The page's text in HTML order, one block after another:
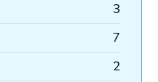
3
7
2